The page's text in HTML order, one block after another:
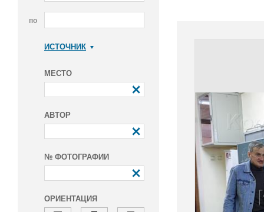
по
ИСТОЧНИК
МЕСТО
АВТОР
№ ФОТОГРАФИИ
ОРИЕНТАЦИЯ